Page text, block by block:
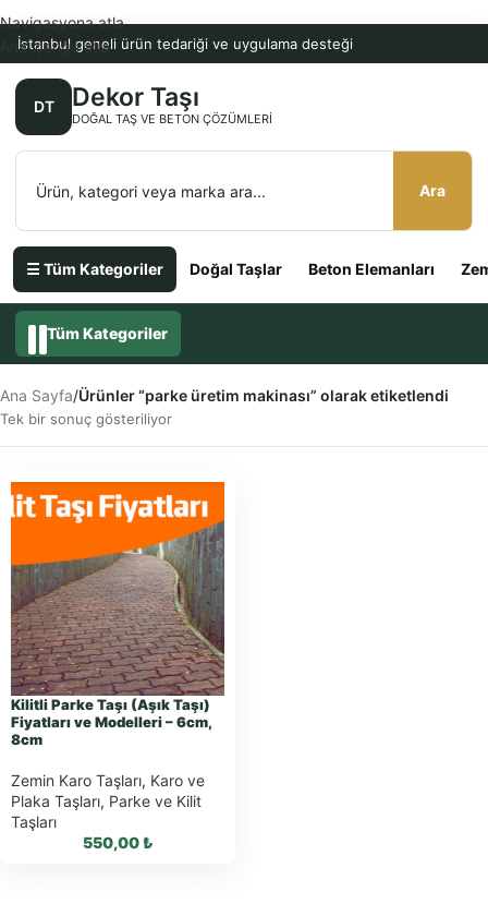
İstanbul geneli ürün tedariği ve uygulama desteği
DT Dekor Taşı
DOĞAL TAŞ VE BETON ÇÖZÜMLERI
Ara
☰ Tüm Kategoriler Doğal Taşlar Beton Elemanları
Navigasyona atla
Ana içeriğe atla
Tüm Kategoriler
Ana Sayfa/Ürünler “parke üretim makinası” olarak etiketlendi
Tek bir sonuç gösteriliyor
Kilitli Parke Taşı (Aşık Taşı)
Fiyatları ve Modelleri – 6cm,
8cm
Zemin Karo Taşları, Karo ve
Plaka Taşları, Parke ve Kilit
Taşları
550,00₺